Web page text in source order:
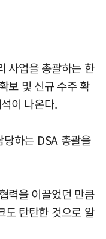
사업을 총괄하는 한
보 및 신규 수주 확
이 나온다.
하는 DSA 총괄을
력을 이끌었던 만큼
도 탄탄한 것으로 알